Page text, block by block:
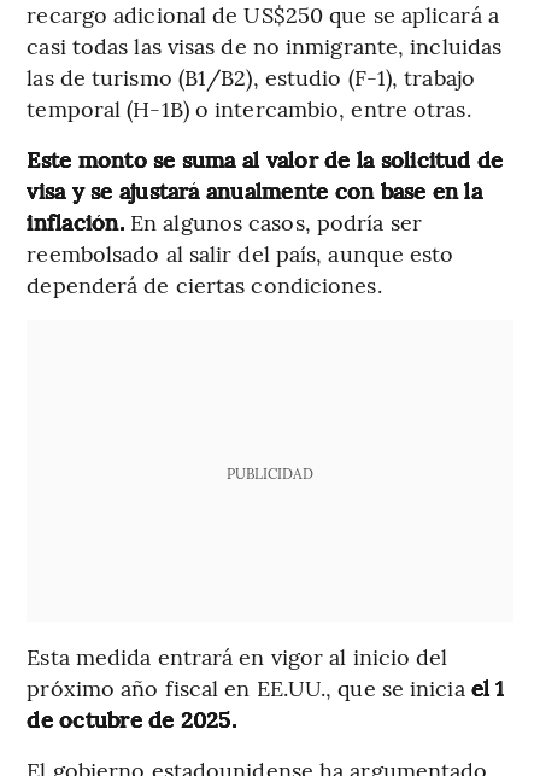
recargo adicional de US$250 que se aplicará a
casi todas las visas de no inmigrante, incluidas
las de turismo (B1/B2), estudio (F-1), trabajo
temporal (H-1B) o intercambio, entre otras.
Este monto se suma al valor de la solicitud de
visa y se ajustará anualmente con base en la
inflación. En algunos casos, podría ser
reembolsado al salir del país, aunque esto
dependerá de ciertas condiciones.
PUBLICIDAD
Esta medida entrará en vigor al inicio del
próximo año fiscal en EE.UU., que se inicia el 1
de octubre de 2025.
El gobierno estadounidense ha argumentado